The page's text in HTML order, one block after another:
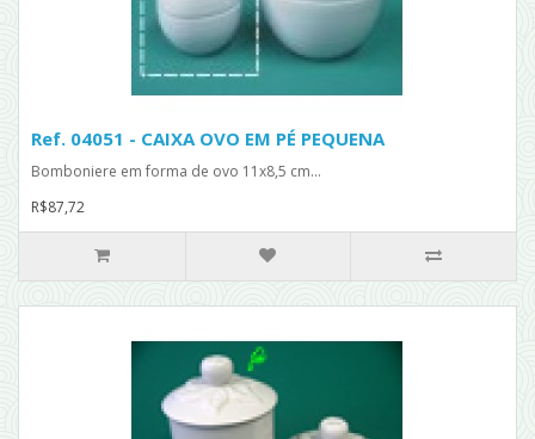
Ref. 04051 - CAIXA OVO EM PÉ PEQUENA
Bomboniere em forma de ovo 11x8,5 cm...
R$87,72